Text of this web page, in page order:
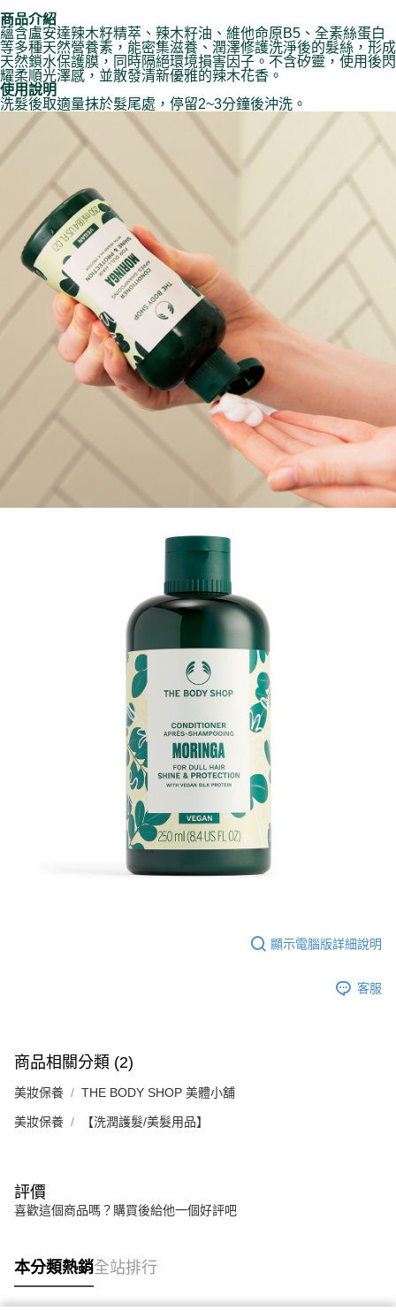
消。如遇「轉專審核」未通過狀況，表示未達大哥付你分期系統評分，恕無
法說明評估內容。
【繳款方式說明】
1.分期款項不併入電信帳單，「大哥付你分期」於每月結算日後寄送繳費提
醒簡訊。
2.透過簡訊連結打開帳單後，可選擇「超商條碼／台灣大直營門市／銀行轉
帳／街口支付／iPASS MONEY」等通路繳費。
【注意事項】
1.本服務係由「台灣大哥大股份有限公司」（以下簡稱本公司）所提供，讓
用戶於交易時，得透過本服務購買商品或服務，並由商店將買賣／分期付款
買賣價金債權讓與本公司後，依約使用本公司帳單繳交帳款。
2.基於同意付款使用「大哥付你分期」之契約關係目的，商店將以您的個人
資料（包含姓名、電話或地址）提供予台灣大哥大進項蒐集、處理及利用，
由本公司與您本人進行分期帳單所需資料之確認、核對及更正。
3.完整用戶服務條款，請詳閱以下連結：https://oppay.tw/userRule
１．簡單：不需註冊會員、不需綁卡、不需儲值。
２．便利：只要手機號碼，簡訊認證，即可結帳。
３．安心：先確認商品／服務後，再付款。
【「AFTEE先享後付」結帳流程】
１．於結帳方式選擇「AFTEE先享後付」後，將跳轉至「AFTEE先享後付」
結帳頁面，進行簡訊認證並確認金額後，即可完成結帳。
２．訂單成立數日內，您將收到繳費通知簡訊。
３．收到繳費通知簡訊後14天內，點擊此簡訊中的連結，可透過四大超商／
ATM／網路銀行／等多元方式進行付款，方視為交易完成。
※ 請注意：結帳手續完成當下不需立刻繳費，但若您需要取消訂單，請聯絡
購買商品的店家。未經商家同意取消之訂單仍視為有效，需透過AFTEE先享
後付繳納相關費用。
※ 交易是否成功請以「AFTEE先享後付 」之結帳頁面顯示為準，若有關於
是否繳費成功／繳費後需取消欲退款等相關疑問，請聯繫「AFTEE先享後付
客戶支援中心」
https://netprotections.freshdesk.com/support/home
【注意事項】
１．透過由恩沛科技股份有限公司提供之「AFTEE先享後付」服務完成之交
易，需依本服務之必要範圍內提供個人資料，並將交易相關給付款項請求債
權轉讓予恩沛科技股份有限公司。
２．關於個人資料處理事宜，請瀏覽以下網址：
https://aftee.tw/terms/#terms3
３．未成年的使用者請事先徵得法定代理人或監護人之同意方可使用
「AFTEE先享後付」，若未經同意申辦者引起之損失，本公司不負相關責
４．使用「AFTEE先享後付」時，將依據個別帳號之用戶狀況，依本公司即
時審查核予不同之上限額度；若仍有額度不足之情形，本公司將視審查結果
５．嚴禁一人註冊多個帳號或使用他人資訊註冊。若發現惡意使用之情形，
恩沛科技股份有限公司將有權停止該用戶之使用額度並採取法律行動。
運送方式
付款後全家取貨
每筆NT$70，滿NT$899(含以上)免運費
付款後7-11取貨
每筆NT$70，滿NT$899(含以上)免運費
每筆NT$100，滿NT$1,000(含以上)免運費
京站台北店客服中心(1F星巴克旁) 即日起不提供京站紙袋，取件時
請自備購物袋，若需購買紙袋可現場詢問
免運費
商品介紹
蘊含盧安達辣木籽精萃、辣木籽油、維他命原B5、全素絲蛋白
等多種天然營養素，能密集滋養、潤澤修護洗淨後的髮絲，形成
天然鎖水保護膜，同時隔絕環境損害因子。不含矽靈，使用後閃
耀柔順光澤感，並散發清新優雅的辣木花香。
使用說明
洗髮後取適量抹於髮尾處，停留2~3分鐘後沖洗。
顯示電腦版詳細說明
客服
商品相關分類 (2)
美妝保養 THE BODY SHOP 美體小舖
美妝保養 【洗潤護髮/美髮用品】
評價
喜歡這個商品嗎？購買後給他一個好評吧
本分類熱銷全站排行